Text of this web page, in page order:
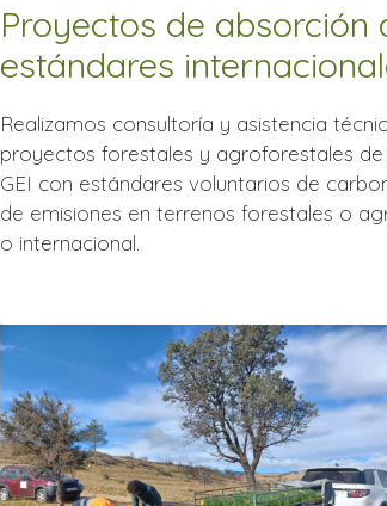
Proyectos de absorción
estándares
Realizamos consultoría y asistencia
proyectos forestales y agroforestales
GEI con estándares voluntarios de
de emisiones en terrenos forestales o
o internacional.